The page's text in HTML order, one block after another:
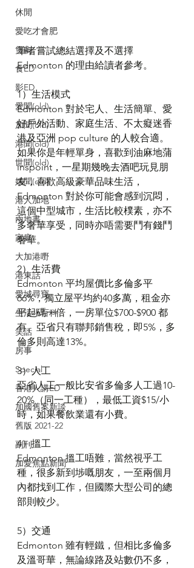
休閒
愛吃才會肥
煲劇
食ED
影ED
愛聞(old)
加聞(old)
港聞(old)
世聞(old)
娛聞(old)
港人加地
兩地書
家庭
大加港嘢
港東話
愛城尋寶
生活小百科
笑話
房事
Special
香港人講ED
加國舊案新談
舊版 2021-22
副刊
加愛焦點新聞
筆者嘗試總結選擇及不選擇
Edmonton 的理由給讀者參考。
1）生活模式
Edmonton 對於宅人、生活簡單、愛
好戶外活動、家庭生活、不太癡迷香
港及亞洲 pop culture 的人較合適。
如果你是年輕單身，喜歡到油麻地蒲
inspoint，一星期幾晚去酒吧玩見朋
友，喜歡高級豪華品味生活，
Edmonton 對於你可能會感到沉悶，
這個中型城市，生活比較樸素，亦不
多奢華享受，同時亦唔需要鬥有錢鬥
奢華。
2）生活費
Edmonton 平均屋價比多倫多平
66%，獨立屋平均約40多萬，租金亦
平起碼一倍，一房單位$700-$900 都
有。亞省只有聯邦銷售稅，即5%，多
倫多則高達13%。
3）人工
亞省人工一般比安省多倫多人工過10-
20%（同一工種），最低工資$15/小
時，如果餐飲業還有小費。
4）搵工
Edmonton 搵工唔難，當然視乎工
種，很多新到埗嘅朋友，一至兩個月
內都找到工作，但國際大型公司的總
部則較少。
5）交通
Edmonton 雖有輕鐵，但相比多倫多
及溫哥華，無論線路及站數仍不多，